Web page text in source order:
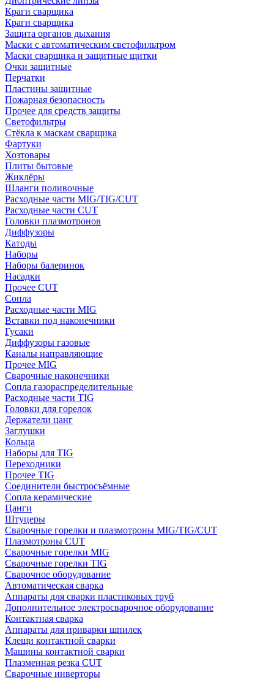
Краги сварщика
Краги сварщика
Защита органов дыхания
Маски с автоматическим светофильтром
Маски сварщика и защитные щитки
Очки защитные
Перчатки
Пластины защитные
Пожарная безопасность
Прочее для средств защиты
Светофильтры
Стёкла к маскам сварщика
Фартуки
Хозтовары
Плиты бытовые
Жиклёры
Шланги поливочные
Расходные части MIG/TIG/CUT
Расходные части CUT
Головки плазмотронов
Диффузоры
Катоды
Наборы
Наборы балеринок
Насадки
Прочее CUT
Сопла
Расходные части MIG
Вставки под наконечники
Гусаки
Диффузоры газовые
Каналы направляющие
Прочее MIG
Сварочные наконечники
Сопла газораспределительные
Расходные части TIG
Головки для горелок
Держатели цанг
Заглушки
Кольца
Наборы для TIG
Переходники
Прочее TIG
Соединители быстросъёмные
Сопла керамические
Цанги
Штуцеры
Сварочные горелки и плазмотроны MIG/TIG/CUT
Плазмотроны CUT
Сварочные горелки MIG
Сварочные горелки TIG
Сварочное оборудование
Автоматическая сварка
Аппараты для сварки пластиковых труб
Дополнительное электросварочное оборудование
Контактная сварка
Аппараты для приварки шпилек
Клещи контактной сварки
Машины контактной сварки
Плазменная резка CUT
Сварочные инверторы